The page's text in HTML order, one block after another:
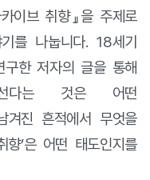
이브 취향』을 주제로
를 나눕니다. 18세기
한 저자의 글을 통해
다는 것은 어떤
겨진 흔적에서 무엇을
향’은 어떤 태도인지를